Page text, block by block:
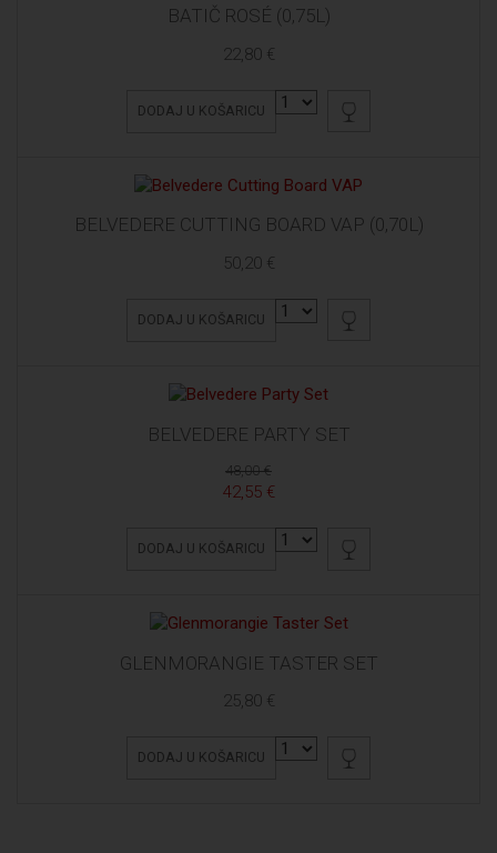
BATIČ ROSÉ (0,75L)
22,80 €
DODAJ U KOŠARICU
BELVEDERE CUTTING BOARD VAP (0,70L)
50,20 €
DODAJ U KOŠARICU
BELVEDERE PARTY SET
48,00 €
42,55 €
DODAJ U KOŠARICU
GLENMORANGIE TASTER SET
25,80 €
DODAJ U KOŠARICU